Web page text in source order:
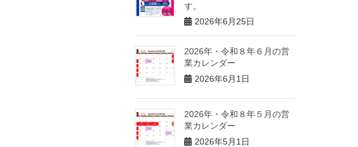
す。
2026年6月25日
2026年・令和８年６月の営
業カレンダー
2026年6月1日
2026年・令和８年５月の営
業カレンダー
2026年5月1日